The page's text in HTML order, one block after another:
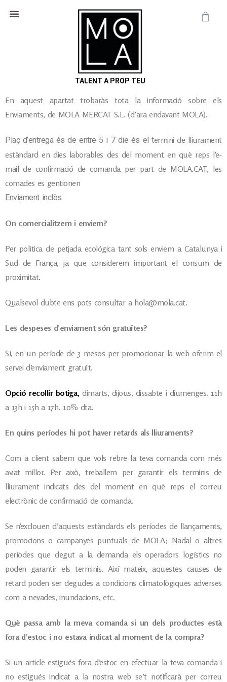
TALENT A PROP TEU
En aquest apartat trobaràs tota la informació sobre els
Enviaments, de MOLA MERCAT S.L. (d’ara endavant MOLA).
Plaç d’entrega és de entre 5 i 7 die és el termini de lliurament
estàndard en dies laborables des del moment en què reps l’e-
mail de confirmació de comanda per part de MOLA.CAT, les
comades es gentionen
Enviament inclòs
On comercialitzem i enviem?
Per polìtica de petjada ecológica tant sols enviem a Catalunya i
Sud de França, ja que considerem important el consum de
proximitat.
Qualsevol dubte ens pots consultar a hola@mola.cat.
Les despeses d’enviament són gratuïtes?
Sí, en un període de 3 mesos per promocionar la web oferim el
servei d’enviament gratuït.
Opció recollir botiga, dimarts, dijous, dissabte i diumenges. 11h
a 13h i 15h a 17h. 10% dta.
En quins períodes hi pot haver retards als lliuraments?
Com a client sabem que vols rebre la teva comanda com més
aviat millor. Per això, treballem per garantir els terminis de
lliurament indicats des del moment en què reps el correu
electrònic de confirmació de comanda.
Se n’exclouen d’aquests estàndards els períodes de llançaments,
promocions o campanyes puntuals de MOLA; Nadal o altres
períodes que degut a la demanda els operadors logístics no
poden garantir els terminis. Així mateix, aquestes causes de
retard poden ser degudes a condicions climatològiques adverses
com a nevades, inundacions, etc.
Què passa amb la meva comanda si un dels productes està
fora d’estoc i no estava indicat al moment de la compra?
Si un article estigués fora d’estoc en efectuar la teva comanda i
no estigués indicat a la nostra web se’t notificarà per correu